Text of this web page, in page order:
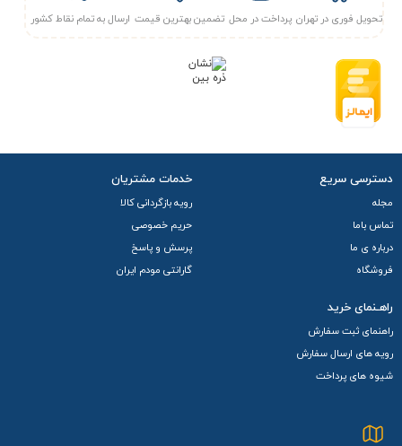
تحویل فوری در تهران پرداخت در محل تضمین بهترین قیمت ارسال به تمام نقاط کشور
دسترسی سریع
مجله
تماس باما
درباره ی ما
فروشگاه
خدمات مشتریان
رویه بازگردانی کالا
حریم خصوصی
پرسش و پاسخ
گارانتی مودم ایران
راهـنمای خرید
راهنمای ثبت سفارش
رویه های ارسال سفارش
شیوه های پرداخت